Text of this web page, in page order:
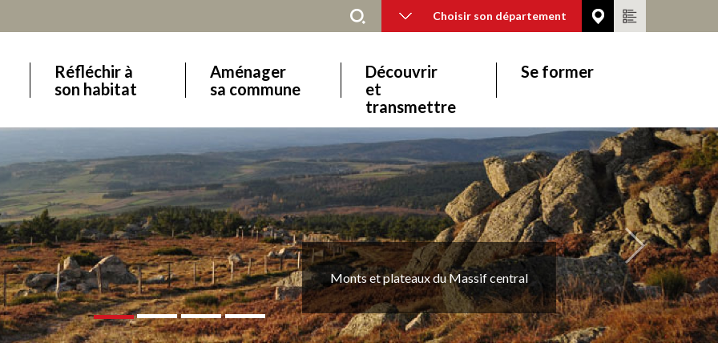
Choisir son département
Main
Réfléchir à
son habitat
Aménager
sa commune
Découvrir
et
transmettre
Se former
central
Suivant